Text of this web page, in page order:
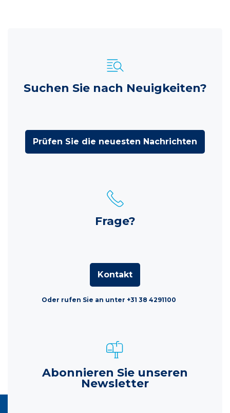
Suchen Sie nach Neuigkeiten?
Prüfen Sie die neuesten Nachrichten
Frage?
Kontakt
Oder rufen Sie an unter +31 38 4291100
Abonnieren Sie unseren
Newsletter